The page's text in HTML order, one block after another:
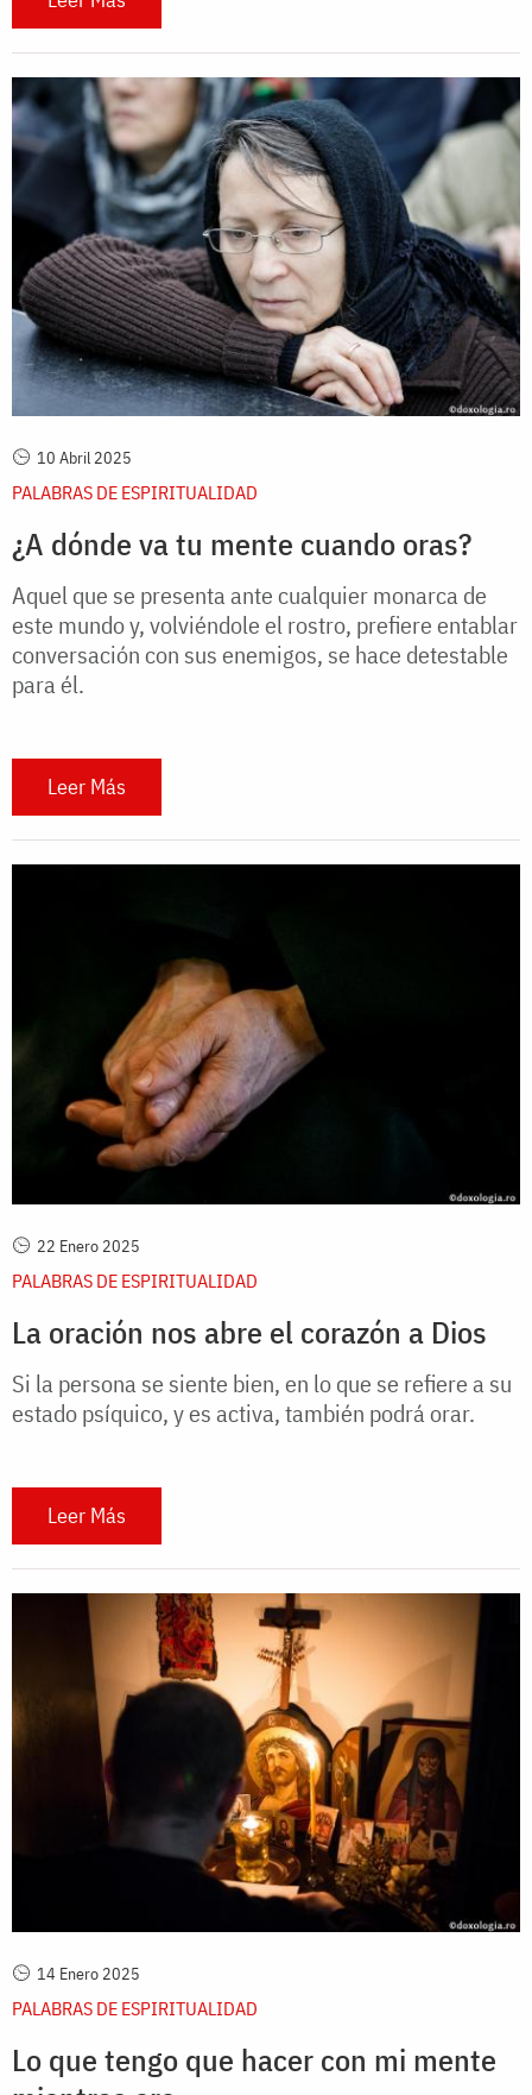
10 Abril 2025
PALABRAS DE ESPIRITUALIDAD
¿A dónde va tu mente cuando oras?
Aquel que se presenta ante cualquier monarca de
este mundo y, volviéndole el rostro, prefiere entablar
conversación con sus enemigos, se hace detestable
para él.
Leer Más
22 Enero 2025
PALABRAS DE ESPIRITUALIDAD
La oración nos abre el corazón a Dios
Si la persona se siente bien, en lo que se refiere a su
estado psíquico, y es activa, también podrá orar.
Leer Más
14 Enero 2025
PALABRAS DE ESPIRITUALIDAD
Lo que tengo que hacer con mi mente